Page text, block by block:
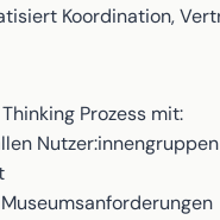
Koordination,
Prozess mit: